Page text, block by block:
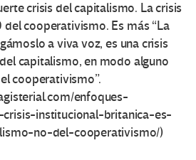
crisis del capitalismo. La crisis
del cooperativismo. Es más “La
a viva voz, es una crisis
capitalismo, en modo alguno
cooperativismo”.
enfoques-
institucional-britanica-es-
no-del-cooperativismo/)